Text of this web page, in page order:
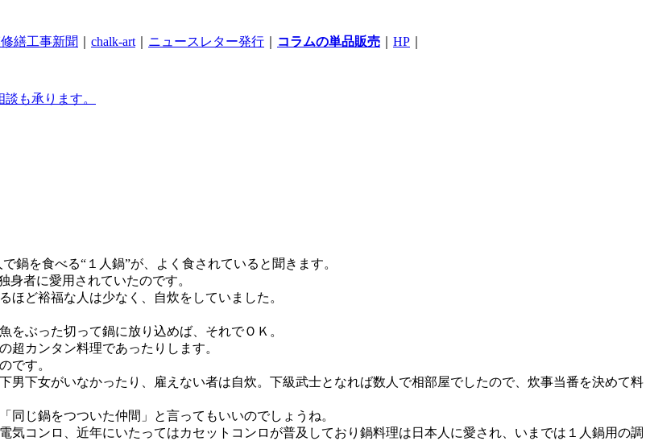
繕工事新聞 chalk-art ニュースレター発行 コラムの単品販売 HP
も承ります。
鍋を食べる“１人鍋”が、よく食されていると聞きます。
身者に愛用されていたのです。
ど裕福な人は少なく、自炊をしていました。
ぶった切って鍋に放り込めば、それでＯＫ。
超カンタン料理であったりします。
です。
下女がいなかったり、雇えない者は自炊。下級武士となれば数人で相部屋でしたので、炊事当番を決めて料
じ鍋をつついた仲間」と言ってもいいのでしょうね。
コンロ、近年にいたってはカセットコンロが普及しており鍋料理は日本人に愛され、いまでは１人鍋用の調